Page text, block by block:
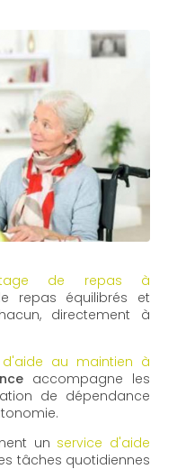
de repas à
repas équilibrés et
directement à
d'aide au maintien à
accompagne les
de dépendance
un service d'aide
tâches quotidiennes